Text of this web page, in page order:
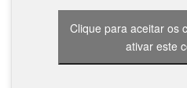
Clique para aceitar os
ativar este